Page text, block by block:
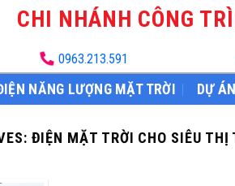
CHI NHÁNH CÔNG
0963.213.591
NĂNG LƯỢNG MẶT TRỜI DỰ
ĐIỆN MẶT TRỜI CHO SIÊU